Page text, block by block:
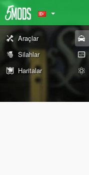
Araçlar
Silahlar
Haritalar